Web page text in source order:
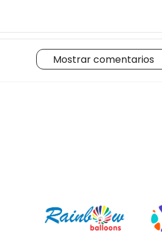
Michael & Anna
Mostrar comentarios